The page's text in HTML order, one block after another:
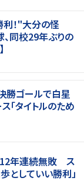
！"大分の怪
同校29年ぶりの
勝ゴールで白星
「タイトルのため
12年連続無敗 ス
としていい勝利」